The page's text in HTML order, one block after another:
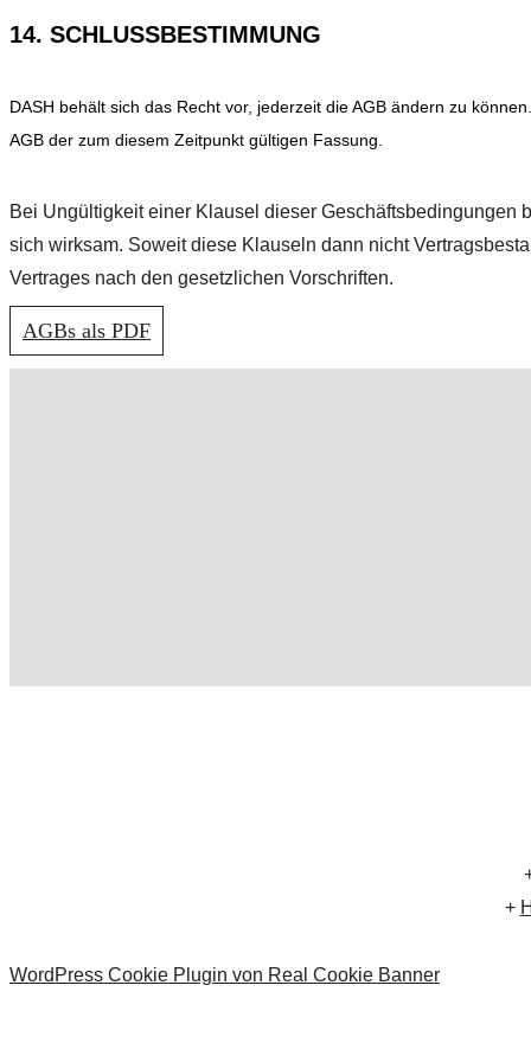
14. SCHLUSSBESTIMMUNG
DASH behält sich das Recht vor, jederzeit die AGB ändern zu
AGB der zum diesem Zeitpunkt gültigen Fassung.
Bei Ungültigkeit einer Klausel dieser Geschäftsbedingungen
sich wirksam. Soweit diese Klauseln dann nicht
Vertrages nach den gesetzlichen Vorschriften.
AGBs als PDF
+
WordPress Cookie Plugin von Real Cookie Banner